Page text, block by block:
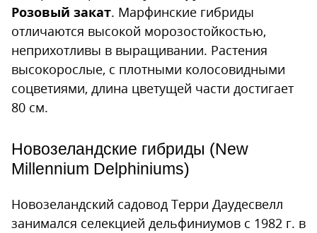
Розовый закат. Марфинские гибриды
отличаются высокой морозостойкостью,
неприхотливы в выращивании. Растения
высокорослые, с плотными колосовидными
соцветиями, длина цветущей части достигает
80 см.
Новозеландские гибриды (New
Millennium Delphiniums)
Новозеландский садовод Терри Даудесвелл
занимался селекцией дельфиниумов с 1982 г. в